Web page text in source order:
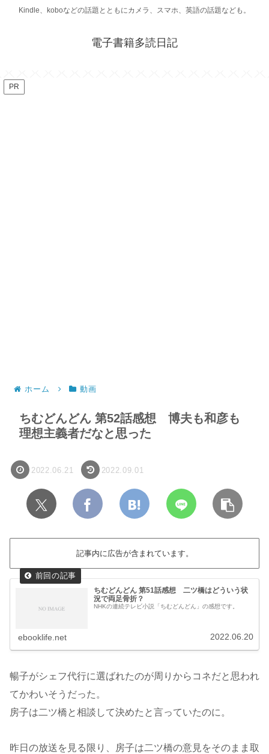
Kindle、koboなどの話題とともにカメラ、スマホ、英語の話題なども。
電子書籍多読日記
PR
ホーム 動画
ちむどんどん 第52話感想 博夫も和彦も
理想主義者だなと思った
2022.06.21 2022.09.01
記事内に広告が含まれています。
ちむどんどん 第51話感想 二ツ橋はどういう状
況で両足骨折？
NHKの連続テレビ小説「ちむどんどん」の感想です。
ebooklife.net 2022.06.20
暢子がシェフ代行に選ばれたのが周りからコネだと思われ
てかわいそうだった。
房子は二ツ橋と相談して決めたと言っていたのに。
昨日の放送を見る限り、房子は二ツ橋の意見をそのまま取